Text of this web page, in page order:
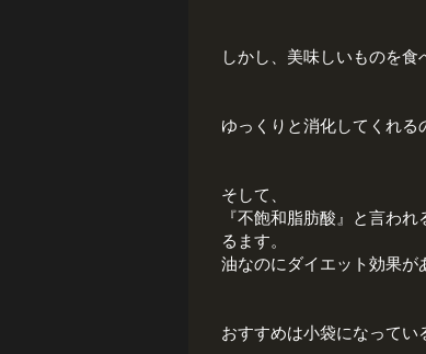
しかし、美味しいものを食
ゆっくりと消化してくれる
そして、
『不飽和脂肪酸』と言わ
るます。
油なのにダイエット効果が
おすすめは小袋になってい